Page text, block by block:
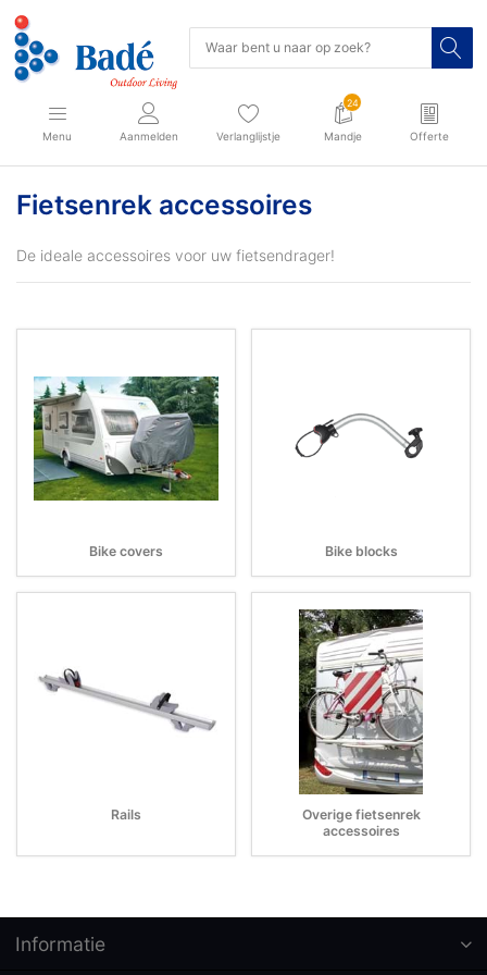
Menu Aanmelden Verlanglijstje
24
Mandje Offerte
Fietsenrek accessoires
De ideale accessoires voor uw fietsendrager!
Bike covers Bike blocks
Rails
Overige fietsenrek
accessoires
Informatie